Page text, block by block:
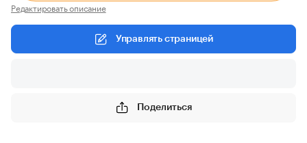
Редактировать описание
Управлять страницей
Поделиться